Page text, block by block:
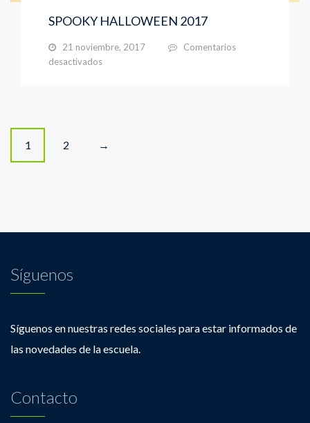
SPOOKY HALLOWEEN 2017
21 noviembre, 2017
Comentarios
desactivadosen
Posts
1 2 →
Síguenos
Síguenos en nuestras redes sociales para estar informados de
las novedades de la escuela.
Contacto